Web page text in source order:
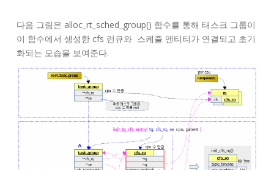
다음 그림은 alloc_rt_sched_group() 함수를 통해 태스크 그룹이
이 함수에서 생성한 cfs 런큐와 스케줄 엔티티가 연결되고 초기
화되는 모습을 보여준다.